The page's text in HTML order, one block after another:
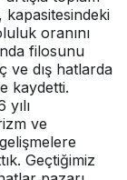
oranını
filosunu
ve dış hatlarda
kaydetti.
yılı
ve
Geçtiğimiz